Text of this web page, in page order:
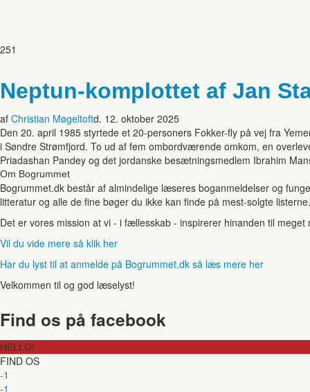
251
Neptun-komplottet af Jan
af Christian Møgeltoftd. 12. oktober 2025
Den 20. april 1985 styrtede et 20-personers Fokker-fly på vej fra
i Søndre Strømfjord. To ud af fem ombordværende omkom, en
Priadashan Pandey og det jordanske besætningsmedlem Ibrahim
Om Bogrummet
Bogrummet.dk består af almindelige læseres boganmeldelser og
litteratur og alle de fine bøger du ikke kan finde på mest-solgte listerne.
Det er vores mission at vi - i fællesskab - inspirerer hinanden til
Vil du vide mere så klik her
Har du lyst til at anmelde på Bogrummet.dk så læs mere her
Velkommen til og god læselyst!
Find os på facebook
HELLO!
FIND OS
-1
-1